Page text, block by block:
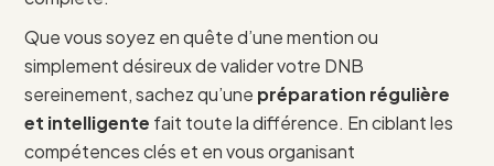
Que vous soyez en quête d’une mention ou
simplement désireux de valider votre DNB
sereinement, sachez qu’une préparation régulière
et intelligente fait toute la différence. En ciblant les
compétences clés et en vous organisant